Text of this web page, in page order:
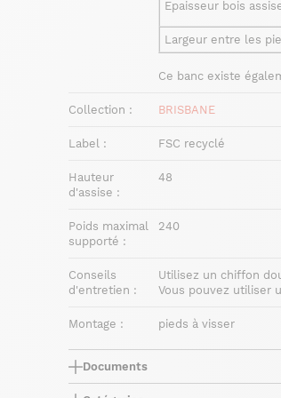
Epaisseur bois
Largeur entre les
Ce banc existe
Collection : BRISBANE
Label : FSC recyclé
Hauteur
d'assise :
48
Poids maximal
supporté :
240
Conseils
d'entretien :
Utilisez un chiffon
Vous pouvez utiliser
Montage : pieds à visser
Documents